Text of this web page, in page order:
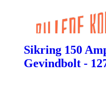
Sikring 150
Gevindbolt -